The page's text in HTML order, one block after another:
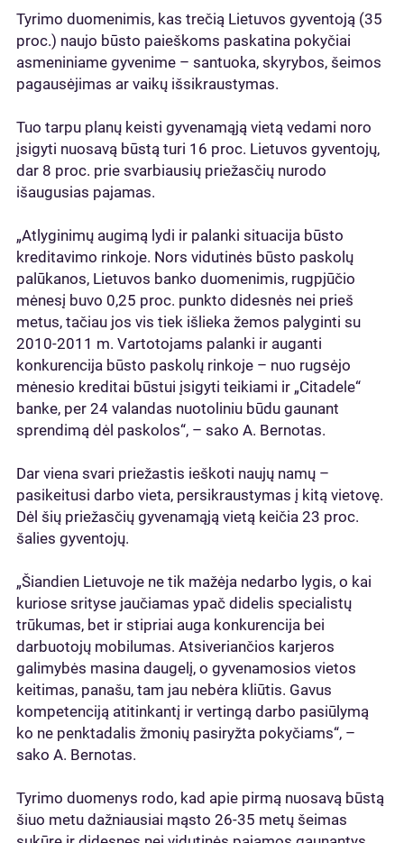
Tyrimo duomenimis, kas trečią Lietuvos gyventoją (35
proc.) naujo būsto paieškoms paskatina pokyčiai
asmeniniame gyvenime – santuoka, skyrybos, šeimos
pagausėjimas ar vaikų išsikraustymas.
Tuo tarpu planų keisti gyvenamąją vietą vedami noro
įsigyti nuosavą būstą turi 16 proc. Lietuvos gyventojų,
dar 8 proc. prie svarbiausių priežasčių nurodo
išaugusias pajamas.
„Atlyginimų augimą lydi ir palanki situacija būsto
kreditavimo rinkoje. Nors vidutinės būsto paskolų
palūkanos, Lietuvos banko duomenimis, rugpjūčio
mėnesį buvo 0,25 proc. punkto didesnės nei prieš
metus, tačiau jos vis tiek išlieka žemos palyginti su
2010-2011 m. Vartotojams palanki ir auganti
konkurencija būsto paskolų rinkoje – nuo rugsėjo
mėnesio kreditai būstui įsigyti teikiami ir „Citadele“
banke, per 24 valandas nuotoliniu būdu gaunant
sprendimą dėl paskolos“, – sako A. Bernotas.
Dar viena svari priežastis ieškoti naujų namų –
pasikeitusi darbo vieta, persikraustymas į kitą vietovę.
Dėl šių priežasčių gyvenamąją vietą keičia 23 proc.
šalies gyventojų.
„Šiandien Lietuvoje ne tik mažėja nedarbo lygis, o kai
kuriose srityse jaučiamas ypač didelis specialistų
trūkumas, bet ir stipriai auga konkurencija bei
darbuotojų mobilumas. Atsiveriančios karjeros
galimybės masina daugelį, o gyvenamosios vietos
keitimas, panašu, tam jau nebėra kliūtis. Gavus
kompetenciją atitinkantį ir vertingą darbo pasiūlymą
ko ne penktadalis žmonių pasiryžta pokyčiams“, –
sako A. Bernotas.
Tyrimo duomenys rodo, kad apie pirmą nuosavą būstą
šiuo metu dažniausiai mąsto 26-35 metų šeimas